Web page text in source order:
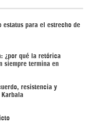
estatus para el estrecho de
¿por qué la retórica
siempre termina en
resistencia y
Karbala